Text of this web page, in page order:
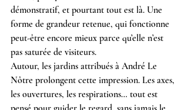
démonstratif, et pourtant tout est là. Une
forme de grandeur retenue, qui fonctionne
peut-être encore mieux parce qu’elle n’est
pas saturée de visiteurs.
Autour, les jardins attribués à André Le
Nôtre prolongent cette impression. Les axes,
les ouvertures, les respirations… tout est